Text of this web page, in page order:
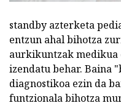
standby azterketa
entzun ahal bihotza
aurkikuntzak
izendatu behar. Baina
diagnostikoa ezin da
funtzionala bihotza